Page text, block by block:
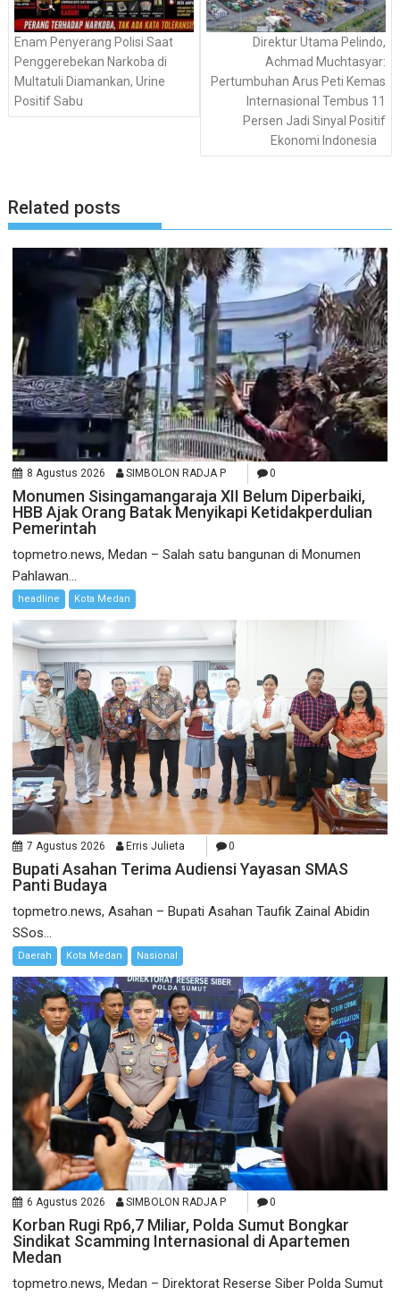
Enam Penyerang Polisi Saat
Penggerebekan Narkoba di
Multatuli Diamankan, Urine
Positif Sabu
Direktur Utama Pelindo,
Achmad Muchtasyar:
Pertumbuhan Arus Peti Kemas
Internasional Tembus 11
Persen Jadi Sinyal Positif
Ekonomi Indonesia
Related posts
8 Agustus 2026 SIMBOLON RADJA P 0
Monumen Sisingamangaraja XII Belum Diperbaiki,
HBB Ajak Orang Batak Menyikapi Ketidakperdulian
Pemerintah
topmetro.news, Medan – Salah satu bangunan di Monumen
Pahlawan...
headline Kota Medan
7 Agustus 2026 Erris Julieta 0
Bupati Asahan Terima Audiensi Yayasan SMAS
Panti Budaya
topmetro.news, Asahan – Bupati Asahan Taufik Zainal Abidin
SSos...
Daerah Kota Medan Nasional
6 Agustus 2026 SIMBOLON RADJA P 0
Korban Rugi Rp6,7 Miliar, Polda Sumut Bongkar
Sindikat Scamming Internasional di Apartemen
Medan
topmetro.news, Medan – Direktorat Reserse Siber Polda Sumut